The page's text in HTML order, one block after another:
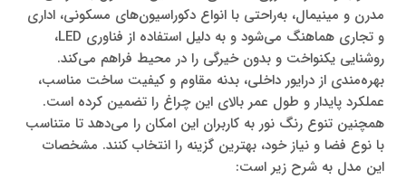
مدرن و مینیمال، به‌راحتی با انواع دکوراسیون‌های مسکونی، اداری
و تجاری هماهنگ می‌شود و به دلیل استفاده از فناوری LED،
روشنایی یکنواخت و بدون خیرگی را در محیط فراهم می‌کند.
بهره‌مندی از درایور داخلی، بدنه مقاوم و کیفیت ساخت مناسب،
عملکرد پایدار و طول عمر بالای این چراغ را تضمین کرده است.
همچنین تنوع رنگ نور به کاربران این امکان را می‌دهد تا متناسب
با نوع فضا و نیاز خود، بهترین گزینه را انتخاب کنند. مشخصات
این مدل به شرح زیر است: